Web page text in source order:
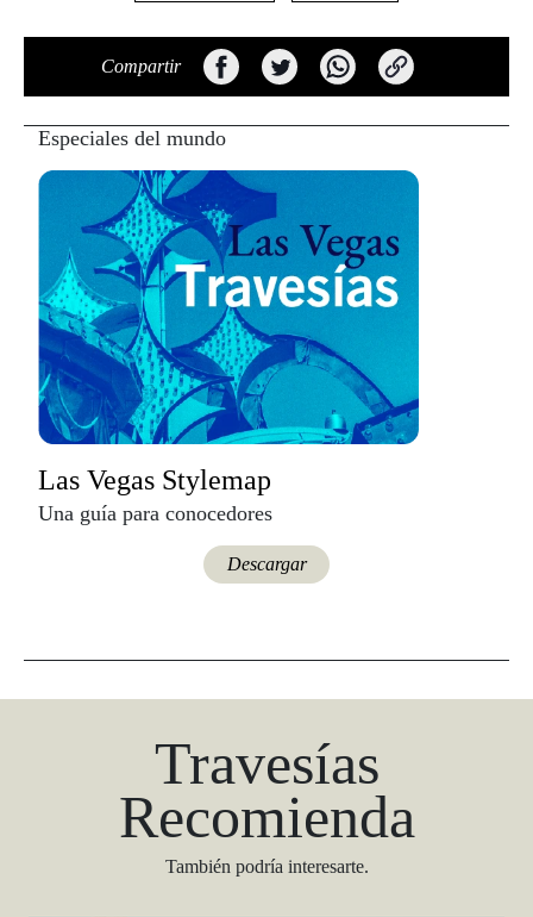
Especiales del mundo
Las Vegas Stylemap
Descargar
Travesías
Recomienda
También podría interesarte.